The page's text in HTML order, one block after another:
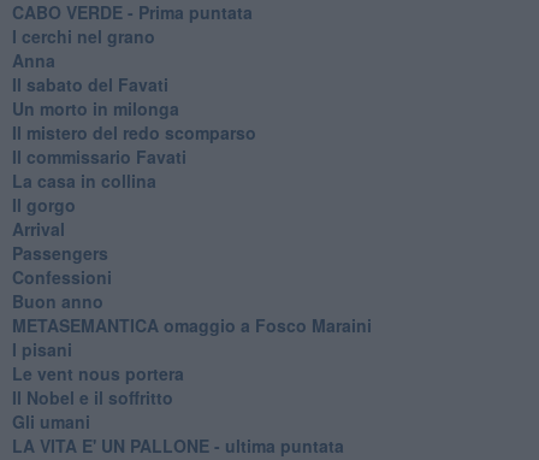
CABO VERDE - Prima puntata
I cerchi nel grano
Anna
Il sabato del Favati
Un morto in milonga
Il mistero del redo scomparso
Il commissario Favati
La casa in collina
Il gorgo
Arrival
Passengers
Confessioni
Buon anno
METASEMANTICA omaggio a Fosco Maraini
I pisani
Le vent nous portera
Il Nobel e il soffritto
Gli umani
LA VITA E' UN PALLONE - ultima puntata